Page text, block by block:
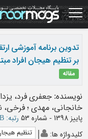
Skip
to
main
تدوین برنامه آموزشی
بر تنظیم هیجان افراد
مقاله
نویسنده: جعفری فرد،
خانجانی، مهدی ؛ فرخی،
پاییز 1398 - شماره 53 رتبه: B
کلیدواژه ها: تنظیم